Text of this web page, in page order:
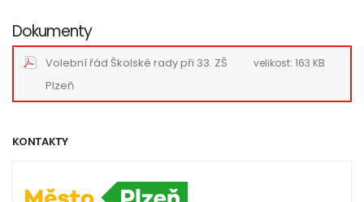
Dokumenty
Volební řád Školské rady při 33. ZŠ
Plzeň
velikost: 163 KB
KONTAKTY